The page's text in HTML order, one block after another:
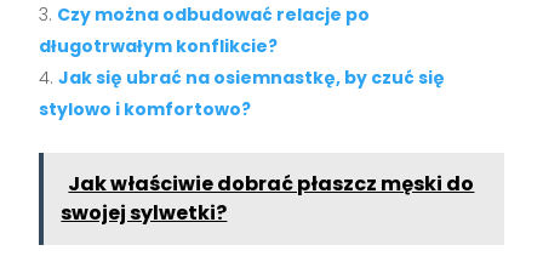
Czy można odbudować relacje po
długotrwałym konflikcie?
Jak się ubrać na osiemnastkę, by czuć się
stylowo i komfortowo?
Jak właściwie dobrać płaszcz męski do
swojej sylwetki?